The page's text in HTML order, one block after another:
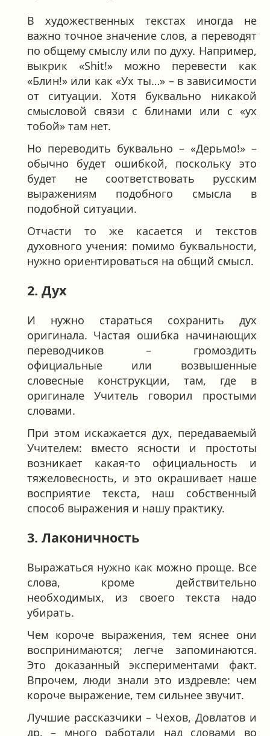
В художественных текстах иногда не
важно точное значение слов, а переводят
по общему смыслу или по духу. Например,
выкрик «Shit!» можно перевести как
«Блин!» или как «Ух ты…» – в зависимости
от ситуации. Хотя буквально никакой
смысловой связи с блинами или с «ух
тобой» там нет.
Но переводить буквально – «Дерьмо!» –
обычно будет ошибкой, поскольку это
будет не соответствовать русским
выражениям подобного смысла в
подобной ситуации.
Отчасти то же касается и текстов
духовного учения: помимо буквальности,
нужно ориентироваться на общий смысл.
2. Дух
И нужно стараться сохранить дух
оригинала. Частая ошибка начинающих
переводчиков – громоздить
официальные или возвышенные
словесные конструкции, там, где в
оригинале Учитель говорил простыми
словами.
При этом искажается дух, передаваемый
Учителем: вместо ясности и простоты
возникает какая-то официальность и
тяжеловесность, и это окрашивает наше
восприятие текста, наш собственный
способ выражения и нашу практику.
3. Лаконичность
Выражаться нужно как можно проще. Все
слова, кроме действительно
необходимых, из своего текста надо
убирать.
Чем короче выражения, тем яснее они
воспринимаются; легче запоминаются.
Это доказанный экспериментами факт.
Впрочем, люди знали это издревле: чем
короче выражение, тем сильнее звучит.
Лучшие рассказчики – Чехов, Довлатов и
др. – много работали над словами во